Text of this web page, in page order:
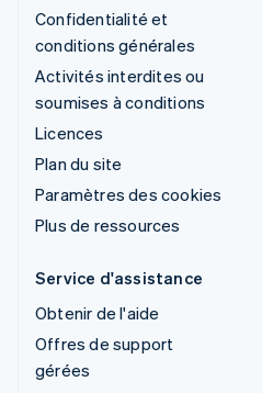
Confidentialité et
conditions générales
Activités interdites ou
soumises à conditions
Licences
Plan du site
Paramètres des cookies
Plus de ressources
Service d'assistance
Obtenir de l'aide
Offres de support
gérées